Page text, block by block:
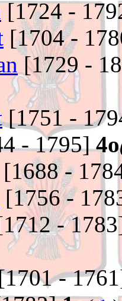
[1724 -
[1704 -
[1729 -
[1751 -
- 1795]4o
[1688 -
[1756 -
-
-